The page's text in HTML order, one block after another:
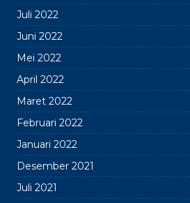
Juli 2022
Juni 2022
Mei 2022
April 2022
Maret 2022
Februari 2022
Januari 2022
Desember 2021
Juli 2021